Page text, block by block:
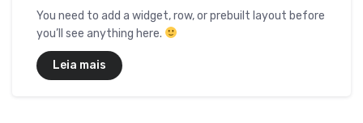
You need to add a widget, row, or prebuilt layout before
you’ll see anything here.
Leia mais